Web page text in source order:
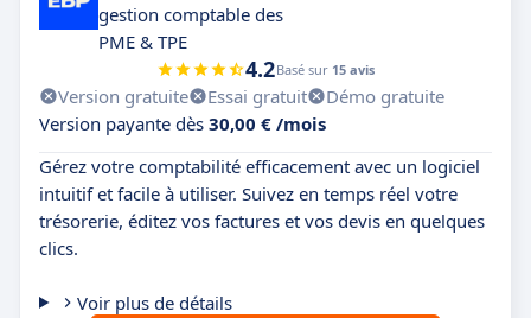
gestion comptable des
PME & TPE
4.2Basé sur 15 avis
Version gratuite Essai gratuit
Démo gratuite
Version payante dès 30,00 € /mois
Gérez votre comptabilité efficacement avec un logiciel
intuitif et facile à utiliser. Suivez en temps réel votre
trésorerie, éditez vos factures et vos devis en quelques
clics.
Voir plus de détails